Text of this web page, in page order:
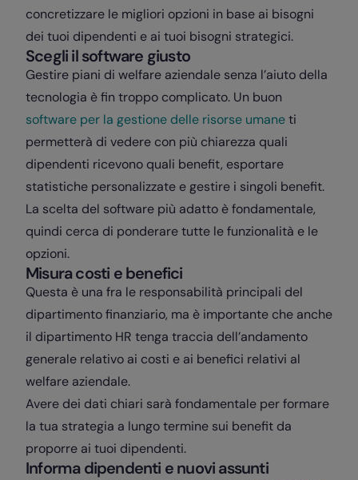
concretizzare le migliori opzioni in base ai bisogni
dei tuoi dipendenti e ai tuoi bisogni strategici.
Scegli il software giusto
Gestire piani di welfare aziendale senza l’aiuto della
tecnologia è fin troppo complicato. Un buon
software per la gestione delle risorse umaneti
permetterà di vedere con più chiarezza quali
dipendenti ricevono quali benefit, esportare
statistiche personalizzate e gestire i singoli benefit.
La scelta del software più adatto è fondamentale,
quindi cerca di ponderare tutte le funzionalità e le
opzioni.
Misura costi e benefici
Questa è una fra le responsabilità principali del
dipartimento finanziario, ma è importante che anche
il dipartimento HR tenga traccia dell’andamento
generale relativo ai costi e ai benefici relativi al
welfare aziendale.
Avere dei dati chiari sarà fondamentale per formare
la tua strategia a lungo termine sui benefit da
proporre ai tuoi dipendenti.
Informa dipendenti e nuovi assunti